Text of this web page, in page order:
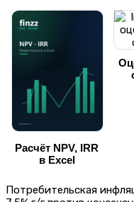
Расчёт NPV, IRR
в Excel
Потребительская